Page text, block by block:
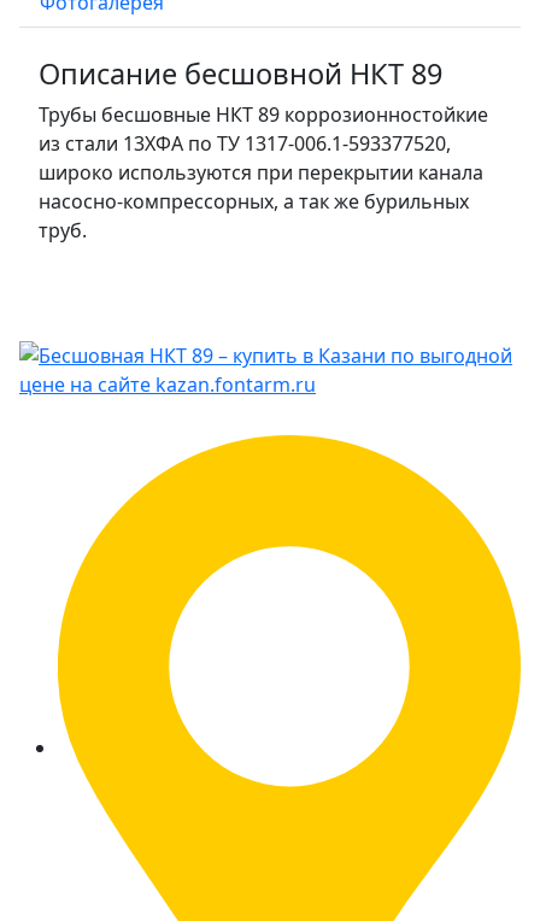
Описание бесшовной НКТ 89
Трубы бесшовные НКТ 89 коррозионностойкие
из стали 13ХФА по ТУ 1317-006.1-593377520,
широко используются при перекрытии канала
насосно-компрессорных, а так же бурильных
труб.